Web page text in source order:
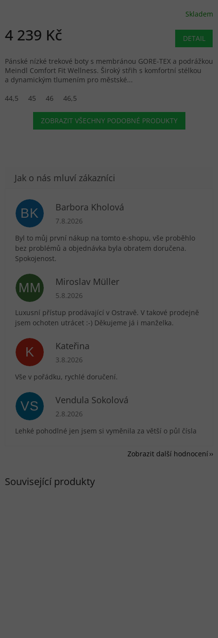
Související produkty
Skladem
4 239 Kč DETAIL
Pánské nízké trekové boty s membránou GORE-TEX a podrážkou
Meindl Comfort Fit Wellness. Široký střih s komfortní stélkou
a dynamickým tlumením pro městské...
44,5
45 46 46,5
ZOBRAZIT VŠECHNY PODOBNÉ PRODUKTY
BK Barbora Kholová
Hodnocení obchodu je 5 z 5 hvězdiček.
7.8.2026
Byl to můj první nákup na tomto e-shopu, vše proběhlo
bez problémů a objednávka byla obratem doručena.
Spokojenost.
MM Miroslav Müller
Hodnocení obchodu je 5 z 5 hvězdiček.
5.8.2026
Luxusní přístup prodávající v Ostravě. V takové prodejně
jsem ochoten utrácet :-) Děkujeme já i manželka.
K Kateřina
Hodnocení obchodu je 5 z 5 hvězdiček.
3.8.2026
Vše v pořádku, rychlé doručení.
VS Vendula Sokolová
Hodnocení obchodu je 5 z 5 hvězdiček.
2.8.2026
Lehké pohodlné jen jsem si vyměnila za větší o půl čísla
Zobrazit další hodnocení